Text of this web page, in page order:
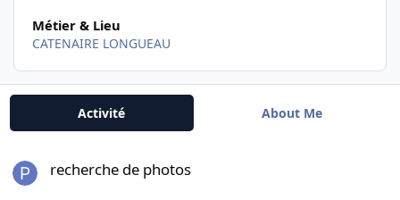
Métier & Lieu
CATENAIRE LONGUEAU
Activité About Me
recherche de photos